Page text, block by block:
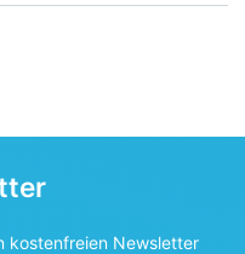
kostenfreien Newsletter